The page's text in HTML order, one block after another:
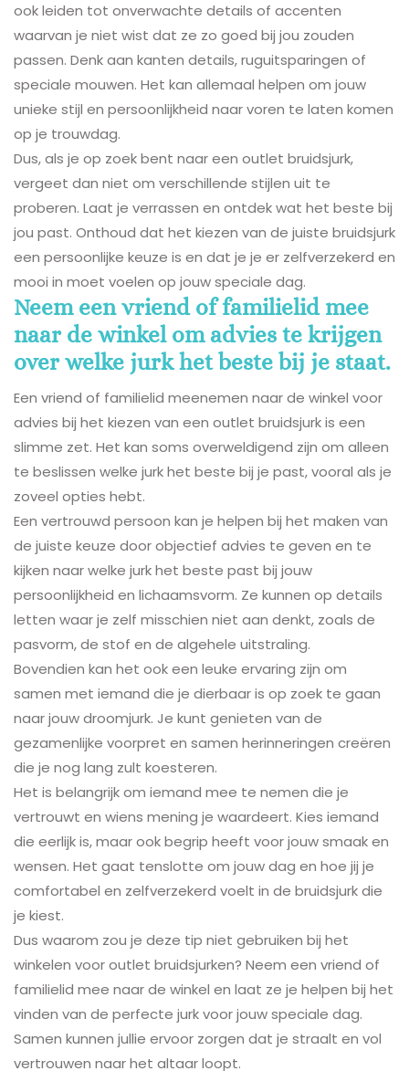
ook leiden tot onverwachte details of accenten
waarvan je niet wist dat ze zo goed bij jou zouden
passen. Denk aan kanten details, ruguitsparingen of
speciale mouwen. Het kan allemaal helpen om jouw
unieke stijl en persoonlijkheid naar voren te laten komen
op je trouwdag.
Dus, als je op zoek bent naar een outlet bruidsjurk,
vergeet dan niet om verschillende stijlen uit te
proberen. Laat je verrassen en ontdek wat het beste bij
jou past. Onthoud dat het kiezen van de juiste bruidsjurk
een persoonlijke keuze is en dat je je er zelfverzekerd en
mooi in moet voelen op jouw speciale dag.
Neem een vriend of familielid mee
naar de winkel om advies te krijgen
over welke jurk het beste bij je staat.
Een vriend of familielid meenemen naar de winkel voor
advies bij het kiezen van een outlet bruidsjurk is een
slimme zet. Het kan soms overweldigend zijn om alleen
te beslissen welke jurk het beste bij je past, vooral als je
zoveel opties hebt.
Een vertrouwd persoon kan je helpen bij het maken van
de juiste keuze door objectief advies te geven en te
kijken naar welke jurk het beste past bij jouw
persoonlijkheid en lichaamsvorm. Ze kunnen op details
letten waar je zelf misschien niet aan denkt, zoals de
pasvorm, de stof en de algehele uitstraling.
Bovendien kan het ook een leuke ervaring zijn om
samen met iemand die je dierbaar is op zoek te gaan
naar jouw droomjurk. Je kunt genieten van de
gezamenlijke voorpret en samen herinneringen creëren
die je nog lang zult koesteren.
Het is belangrijk om iemand mee te nemen die je
vertrouwt en wiens mening je waardeert. Kies iemand
die eerlijk is, maar ook begrip heeft voor jouw smaak en
wensen. Het gaat tenslotte om jouw dag en hoe jij je
comfortabel en zelfverzekerd voelt in de bruidsjurk die
je kiest.
Dus waarom zou je deze tip niet gebruiken bij het
winkelen voor outlet bruidsjurken? Neem een vriend of
familielid mee naar de winkel en laat ze je helpen bij het
vinden van de perfecte jurk voor jouw speciale dag.
Samen kunnen jullie ervoor zorgen dat je straalt en vol
vertrouwen naar het altaar loopt.